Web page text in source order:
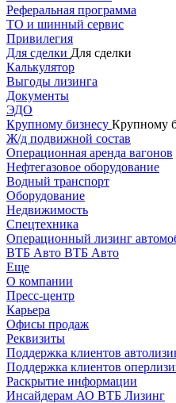
Реферальная программа
ТО и шинный сервис
Привилегия
Для сделки Для сделки
Калькулятор
Выгоды лизинга
Документы
ЭДО
Крупному бизнесу Крупному
Ж/д подвижной состав
Операционная аренда вагонов
Нефтегазовое оборудование
Водный транспорт
Оборудование
Недвижимость
Спецтехника
Операционный лизинг
ВТБ Авто ВТБ Авто
Еще
О компании
Пресс-центр
Карьера
Офисы продаж
Реквизиты
Поддержка клиентов
Поддержка клиентов
Раскрытие информации
Инсайдерам АО ВТБ Лизинг